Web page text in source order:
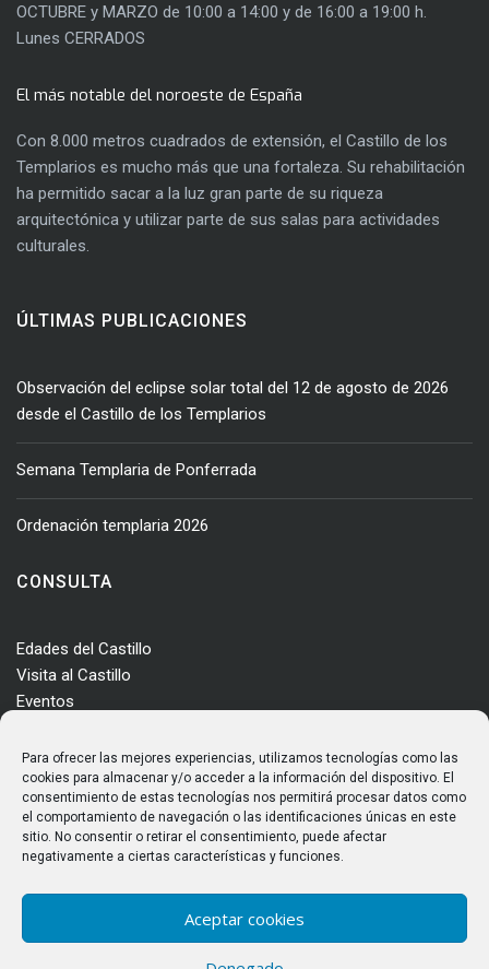
Para ofrecer las mejores experiencias, utilizamos tecnologías como las
cookies para almacenar y/o acceder a la información del dispositivo. El
consentimiento de estas tecnologías nos permitirá procesar datos como
el comportamiento de navegación o las identificaciones únicas en este
sitio. No consentir o retirar el consentimiento, puede afectar
negativamente a ciertas características y funciones.
Aceptar cookies
OCTUBRE y MARZO de 10:00 a 14:00 y de 16:00 a 19:00 h.
Lunes CERRADOS
El más notable del noroeste de España
Con 8.000 metros cuadrados de extensión, el Castillo de los
Templarios es mucho más que una fortaleza. Su rehabilitación
ha permitido sacar a la luz gran parte de su riqueza
arquitectónica y utilizar parte de sus salas para actividades
culturales.
ÚLTIMAS PUBLICACIONES
Observación del eclipse solar total del 12 de agosto de 2026
desde el Castillo de los Templarios
Semana Templaria de Ponferrada
Ordenación templaria 2026
CONSULTA
Edades del Castillo
Visita al Castillo
Eventos
Enclave
Más información
Consultas
Horarios y tarifas